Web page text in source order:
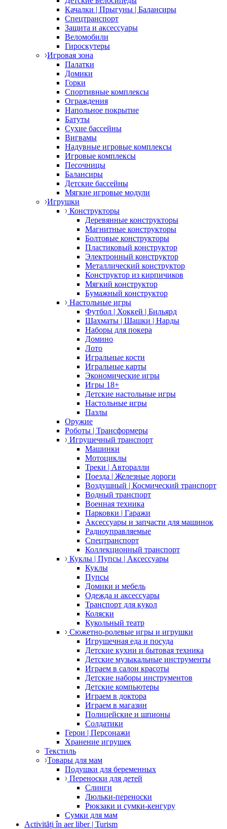
Качалки | Прыгуны | Балансиры
Спецтранспорт
Защита и аксессуары
Веломобили
Гироскутеры
Игровая зона
Палатки
Домики
Горки
Спортивные комплексы
Ограждения
Напольное покрытие
Батуты
Сухие бассейны
Вигвамы
Надувные игровые комплексы
Игровые комплексы
Песочницы
Балансиры
Детские бассейны
Мягкие игровые модули
Игрушки
Конструкторы
Деревянные конструкторы
Магнитные конструкторы
Болтовые конструкторы
Пластиковый конструктор
Электронный конструктор
Металлический конструктор
Конструктор из кирпичиков
Мягкий конструктор
Бумажный конструктор
Настольные игры
Футбол | Хоккей | Бильярд
Шахматы | Шашки | Нарды
Наборы для покера
Домино
Лото
Игральные кости
Игральные карты
Экономические игры
Игры 18+
Детские настольные игры
Настольные игры
Пазлы
Оружие
Роботы | Трансформеры
Игрушечный транспорт
Машинки
Мотоциклы
Треки | Авторалли
Поезда | Железные дороги
Воздушный | Космический транспорт
Водный транспорт
Военная техника
Парковки | Гаражи
Аксессуары и запчасти для машинок
Радиоуправляемые
Спецтранспорт
Коллекционный транспорт
Куклы | Пупсы | Аксессуары
Куклы
Пупсы
Домики и мебель
Одежда и аксессуары
Транспорт для кукол
Коляски
Кукольный театр
Сюжетно-ролевые игры и игрушки
Игрушечная еда и посуда
Детские кухни и бытовая техника
Детские музыкальные инструменты
Играем в салон красоты
Детские наборы инструментов
Детские компьютеры
Играем в доктора
Играем в магазин
Полицейские и шпионы
Солдатики
Герои | Персонажи
Хранение игрушек
Текстиль
Товары для мам
Подушки для беременных
Переноски для детей
Слинги
Люльки-переноски
Рюкзаки и сумки-кенгуру
Сумки для мам
Activități în aer liber | Turism